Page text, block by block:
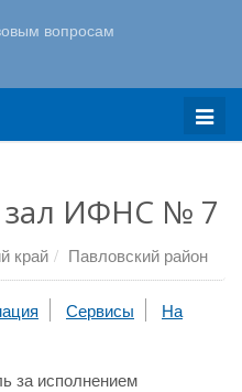
Меню
ИФНС № 7
край Павловский район
Сервисы
На
за исполнением